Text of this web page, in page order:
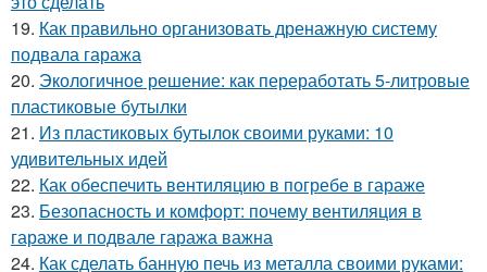
19. Как правильно организовать дренажную систему
подвала гаража
20. Экологичное решение: как переработать 5-литровые
пластиковые бутылки
21. Из пластиковых бутылок своими руками: 10
удивительных идей
22. Как обеспечить вентиляцию в погребе в гараже
23. Безопасность и комфорт: почему вентиляция в
гараже и подвале гаража важна
24. Как сделать банную печь из металла своими руками: